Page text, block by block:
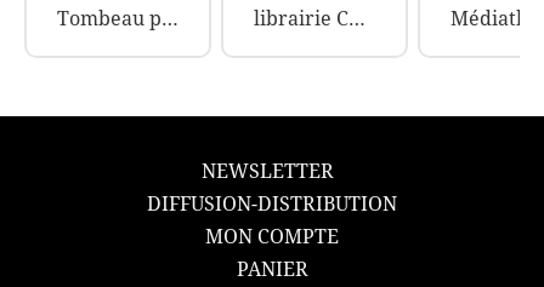
Tombeau pour un Miaulement, Serge Pey librairie Caractères, Mont de Marsan.
NEWSLETTER
DIFFUSION-DISTRIBUTION
MON COMPTE
PANIER